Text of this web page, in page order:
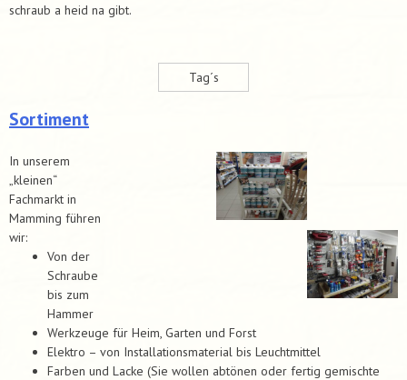
schraub a heid na gibt.
Tag´s
Sortiment
In unserem
„kleinen“
Fachmarkt in
Mamming führen
wir:
Von der
Schraube
bis zum
Hammer
Werkzeuge für Heim, Garten und Forst
Elektro – von Installationsmaterial bis Leuchtmittel
Farben und Lacke (Sie wollen abtönen oder fertig gemischte